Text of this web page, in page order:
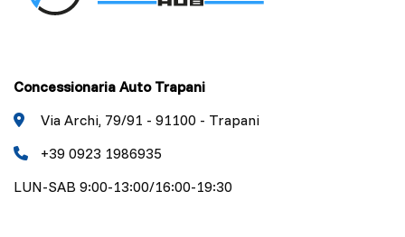
Concessionaria Auto Trapani
Via Archi, 79/91 - 91100 - Trapani
+39 0923 1986935
LUN-SAB 9:00-13:00/16:00-19:30